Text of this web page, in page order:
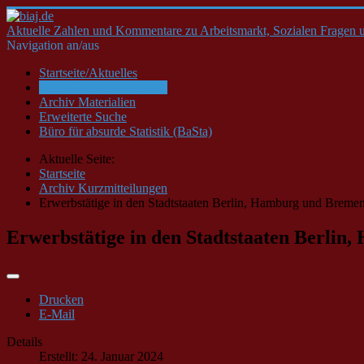
Aktuelle Zahlen und Kommentare zu Arbeitsmarkt, Sozialen Fragen
Navigation an/aus
Startseite/Aktuelles
Archiv Materialien
Erweiterte Suche
Büro für absurde Statistik (BaSta)
Aktuelle Seite:
Startseite
Archiv Kurzmitteilungen
Erwerbstätige in den Stadtstaaten Berlin, Hamburg und
Erwerbstätige in den Stadtstaaten Berlin,
Drucken
E-Mail
Details
Erstellt: 24. Januar 2024